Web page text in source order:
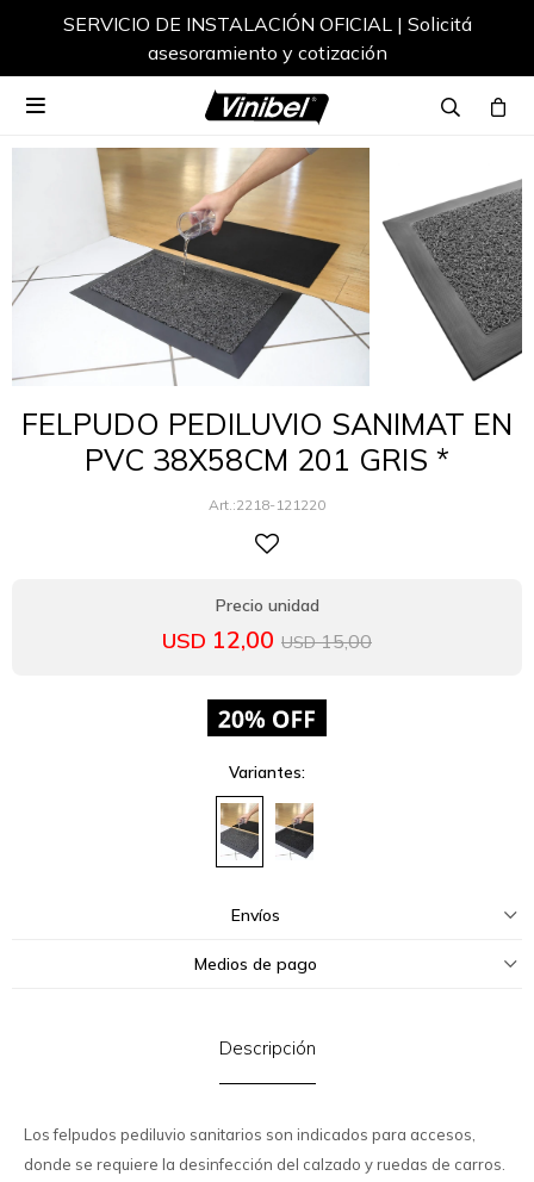
SERVICIO DE INSTALACIÓN OFICIAL | Solicitá
asesoramiento y cotización

FELPUDO PEDILUVIO SANIMAT EN
PVC 38X58CM 201 GRIS *
2218-121220
USD 12,00 USD 15,00
Variantes:
Envíos
Medios de pago
Descripción
Los felpudos pediluvio sanitarios son indicados para accesos,
donde se requiere la desinfección del calzado y ruedas de carros.